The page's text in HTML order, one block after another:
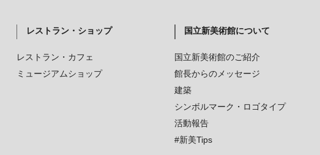
レストラン・ショップ
レストラン・カフェ
ミュージアムショップ
国立新美術館について
国立新美術館のご紹介
館長からのメッセージ
建築
シンボルマーク・ロゴタイプ
活動報告
#新美Tips